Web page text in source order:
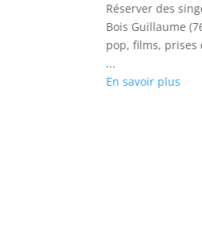
Réserver des
Bois Guillaume
pop, films, prises
...
En savoir plus